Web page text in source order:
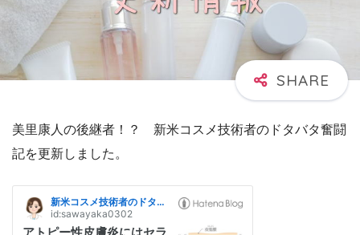
美里康人の後継者！？ 新米コスメ技術者のドタバタ奮闘
記を更新しました。